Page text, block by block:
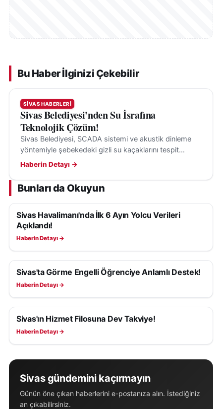
Bu Haber İlginizi Çekebilir
SIVAS HABERLERI
Sivas Belediyesi'nden Su İsrafına
Teknolojik Çözüm!
Sivas Belediyesi, SCADA sistemi ve akustik dinleme
yöntemiyle şebekedeki gizli su kaçaklarını tespit
ederek su kayıplarının önüne geçiyor.
Haberin Detayı →
Bunları da Okuyun
SIVAS HABERLERI
Sivas Havalimanı'nda İlk 6 Ayın Yolcu Verileri
Açıklandı!
Haberin Detayı →
SIVAS HABERLERI
Sivas'ta Görme Engelli Öğrenciye Anlamlı Destek!
Haberin Detayı →
SIVAS HABERLERI
Sivas'ın Hizmet Filosuna Dev Takviye!
Haberin Detayı →
Sivas gündemini kaçırmayın
Günün öne çıkan haberlerini e-postanıza alın. İstediğiniz
an çıkabilirsiniz.